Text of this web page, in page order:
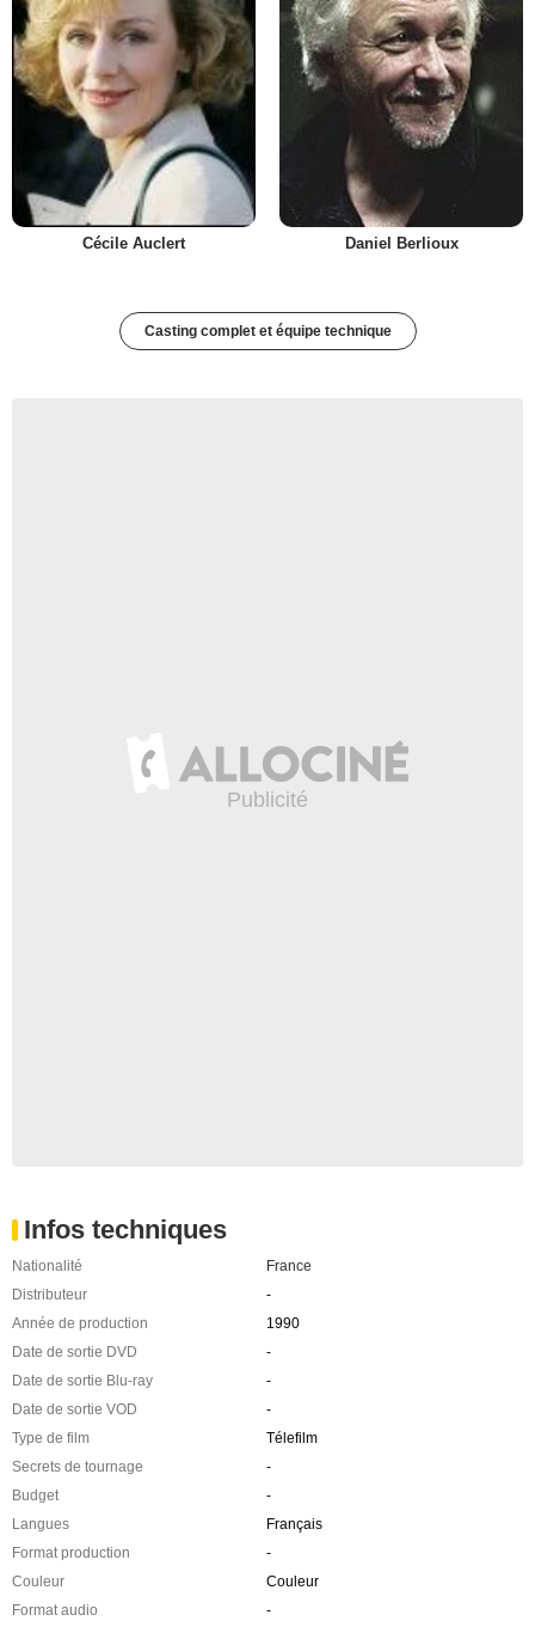
Cécile Auclert Daniel Berlioux
Casting complet et équipe technique
Infos techniques
Nationalité
France
Distributeur
-
Année de production
1990
Date de sortie DVD
-
Date de sortie Blu-ray
-
Date de sortie VOD
-
Type de film
Télefilm
Secrets de tournage
-
Budget
-
Langues
Français
Format production
-
Couleur
Couleur
Format audio
-